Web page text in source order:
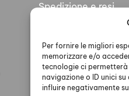
Per fornire le migliori
memorizzare e/o
tecnologie ci
navigazione o ID unici
influire negativamente
Spedizione e resi
Social